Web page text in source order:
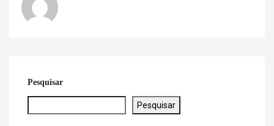
Pesquisar
Pesquisar